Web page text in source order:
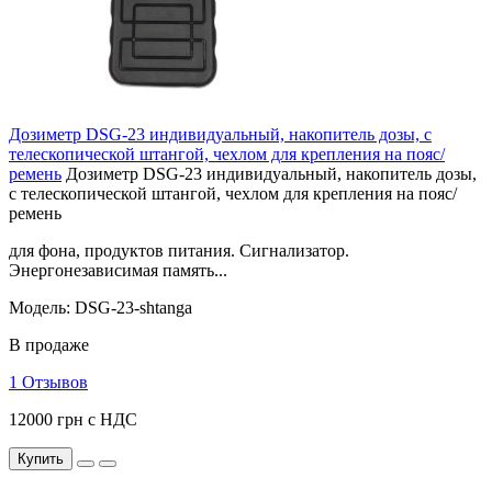
Дозиметр DSG-23 индивидуальный, накопитель дозы, с
телескопической штангой, чехлом для крепления на пояс/
ремень Дозиметр DSG-23 индивидуальный, накопитель дозы,
с телескопической штангой, чехлом для крепления на пояс/
ремень
для фона, продуктов питания. Сигнализатор.
Энергонезависимая память...
Модель: DSG-23-shtanga
В продаже
1 Отзывов
12000 грн с НДС
Купить